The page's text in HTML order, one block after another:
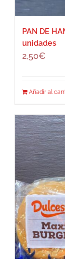
PAN DE
unidades
2,50€
Añadir al